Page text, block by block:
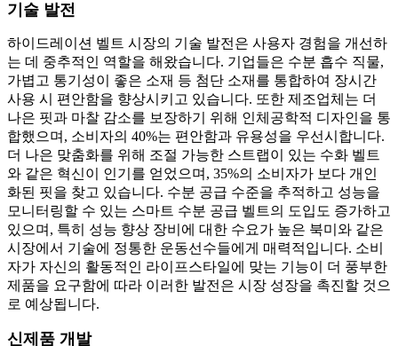
기술 발전
하이드레이션 벨트 시장의 기술 발전은 사용자 경험을 개선하
는 데 중추적인 역할을 해왔습니다. 기업들은 수분 흡수 직물,
가볍고 통기성이 좋은 소재 등 첨단 소재를 통합하여 장시간
사용 시 편안함을 향상시키고 있습니다. 또한 제조업체는 더
나은 핏과 마찰 감소를 보장하기 위해 인체공학적 디자인을 통
합했으며, 소비자의 40%는 편안함과 유용성을 우선시합니다.
더 나은 맞춤화를 위해 조절 가능한 스트랩이 있는 수화 벨트
와 같은 혁신이 인기를 얻었으며, 35%의 소비자가 보다 개인
화된 핏을 찾고 있습니다. 수분 공급 수준을 추적하고 성능을
모니터링할 수 있는 스마트 수분 공급 벨트의 도입도 증가하고
있으며, 특히 성능 향상 장비에 대한 수요가 높은 북미와 같은
시장에서 기술에 정통한 운동선수들에게 매력적입니다. 소비
자가 자신의 활동적인 라이프스타일에 맞는 기능이 더 풍부한
제품을 요구함에 따라 이러한 발전은 시장 성장을 촉진할 것으
로 예상됩니다.
신제품 개발